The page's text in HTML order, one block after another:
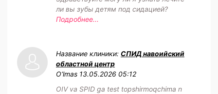
ли вы зубы детям под сидацией?
Подробнее...
Название клиники: СПИД навоийский
областной центр
O‘lmas 13.05.2026 05:12
OIV va SPID ga test topshirmoqchima n